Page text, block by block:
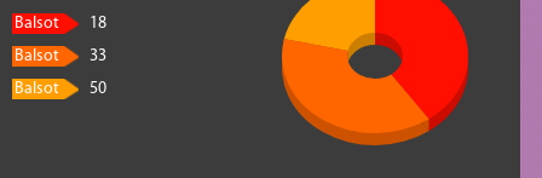
Balsot
18
Balsot
33
Balsot
50